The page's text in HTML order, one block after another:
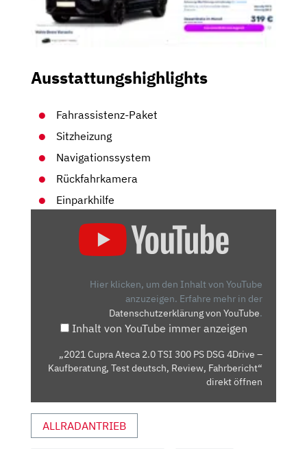
Ausstattungshighlights
Fahrassistenz-Paket
Sitzheizung
Navigationssystem
Rückfahrkamera
Einparkhilfe
4DRIVE
DEUTSCH,
REVIEW,
Hier klicken, um den Inhalt von YouTube
anzuzeigen. Erfahre mehr in der
Datenschutzerklärung von YouTube.
Inhalt von YouTube immer anzeigen
„2021 Cupra Ateca 2.0 TSI 300 PS DSG 4Drive –
Kaufberatung, Test deutsch, Review, Fahrbericht“
direkt öffnen
ALLRADANTRIEB